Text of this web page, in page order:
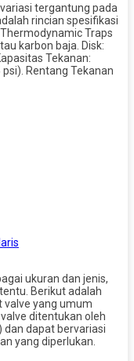
tergantung pada
rincian spesifikasi
Traps
karbon baja. Disk:
Tekanan:
Rentang Tekanan
ukuran dan jenis,
Berikut adalah
valve yang umum
ditentukan oleh
dan dapat bervariasi
yang diperlukan.